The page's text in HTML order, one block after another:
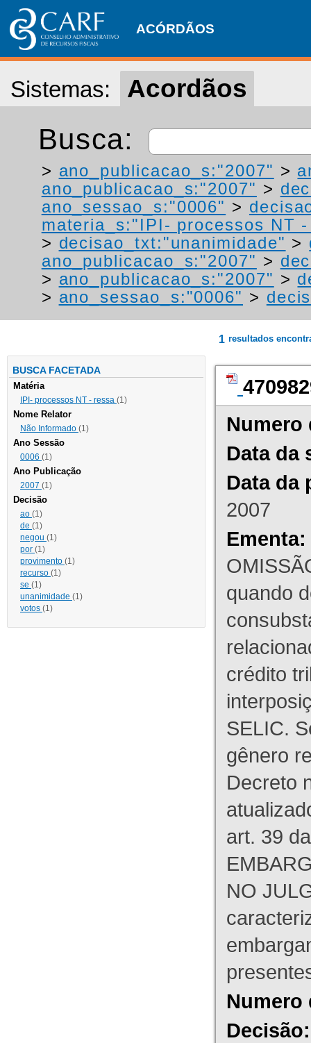
ACÓRDÃOS
Sistemas: Acordãos
Busca:
> ano_publicacao_s:"2007" >
ano_publicacao_s:"2007" >
ano_sessao_s:"0006" >
materia_s:"IPI- processos NT
> decisao_txt:"unanimidade" >
ano_publicacao_s:"2007" >
> ano_publicacao_s:"2007" >
> ano_sessao_s:"0006" >
BUSCA FACETADA
Matéria
IPI- processos NT - ressa (1)
Nome Relator
Não Informado (1)
Ano Sessão
0006 (1)
Ano Publicação
2007 (1)
Decisão
ao (1)
de (1)
negou (1)
por (1)
provimento (1)
recurso (1)
se (1)
unanimidade (1)
votos (1)
1 resultados
Numero
Data da
Data da
2007
Ementa:
quando
crédito
SELIC.
gênero
Decreto
art. 39
NO
Numero
Decisão: